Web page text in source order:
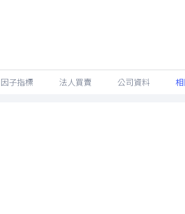
因子指標 法人買賣 公司資料